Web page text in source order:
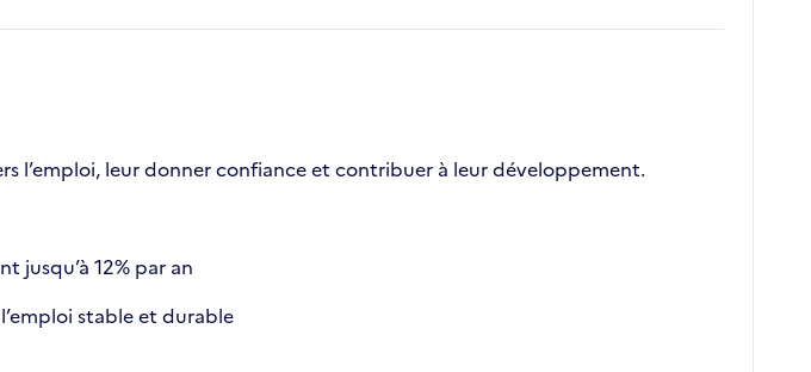
l’emploi, leur donner confiance et contribuer à leur développement.
jusqu’à 12% par an
stable et durable